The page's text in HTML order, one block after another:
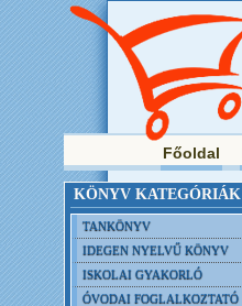
Főoldal
KÖNYV KATEGÓRIÁK
TANKÖNYV
IDEGEN NYELVŰ KÖNYV
ISKOLAI GYAKORLÓ
ÓVODAI FOGLALKOZTATÓ